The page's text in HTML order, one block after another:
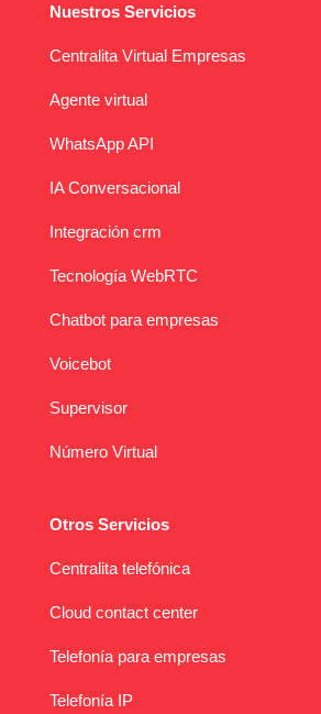
Nuestros Servicios
Centralita Virtual Empresas
Agente virtual
WhatsApp API
IA Conversacional
Integración crm
Tecnología WebRTC
Chatbot para empresas
Voicebot
Supervisor
Número Virtual
Otros Servicios
Centralita telefónica
Cloud contact center
Telefonía para empresas
Telefonía IP